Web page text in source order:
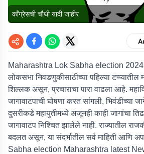
काँग्रेसची चौथी यादी जाहीर
Maharashtra Lok Sabha election
लोकसभा निवडणुकीसाठीच्या पहिल्या टप्प्यातील
शिल्लक असून, प्रचाराचा पारा वाढला आहे.
जागावाटपाची घोषणा करत सांगली, भिवंडीच्या
दुसरीकडे महायुतीमध्ये अजूनही काही जागांचा
जागावाटप निश्चित झालेले नाही. राज्यातील
बदलत असून, या संदर्भातील सर्व माहिती आणि
Sabha election Maharashtra latest